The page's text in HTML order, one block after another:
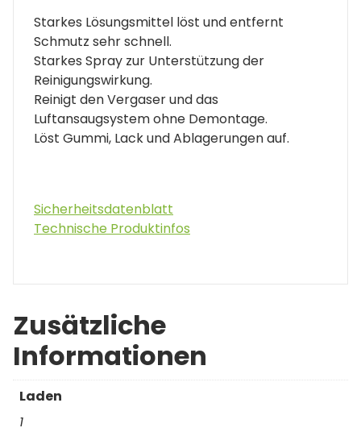
Starkes Lösungsmittel löst und entfernt
Schmutz sehr schnell.
Starkes Spray zur Unterstützung der
Reinigungswirkung.
Reinigt den Vergaser und das
Luftansaugsystem ohne Demontage.
Löst Gummi, Lack und Ablagerungen auf.
Sicherheitsdatenblatt
Technische Produktinfos
Zusätzliche
Informationen
Laden
1